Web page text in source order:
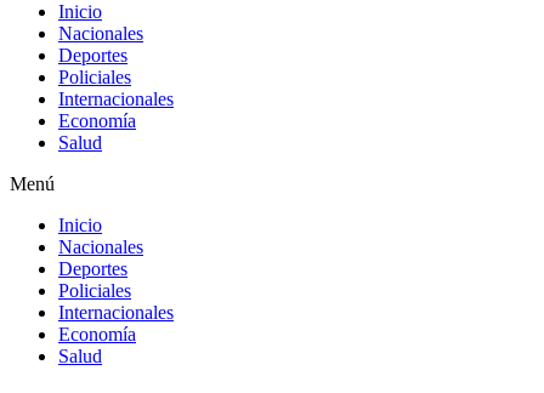
Inicio
Nacionales
Deportes
Policiales
Internacionales
Economía
Salud
Menú
Inicio
Nacionales
Deportes
Policiales
Internacionales
Economía
Salud